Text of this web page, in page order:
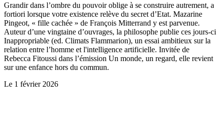
Grandir dans l’ombre du pouvoir oblige à se construire autrement, a
fortiori lorsque votre existence relève du secret d’Etat. Mazarine
Pingeot, « fille cachée » de François Mitterrand y est parvenue.
Auteur d’une vingtaine d’ouvrages, la philosophe publie ces jours-ci
Inappropriable (ed. Climats Flammarion), un essai ambitieux sur la
relation entre l’homme et l'intelligence artificielle. Invitée de
Rebecca Fitoussi dans l’émission Un monde, un regard, elle revient
sur une enfance hors du commun.
Le 1 février 2026